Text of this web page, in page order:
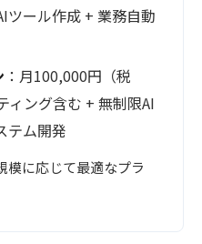
ール作成 + 業務自動
：月100,000円（税
ング含む + 無制限AI
テム開発
模に応じて最適なプラ